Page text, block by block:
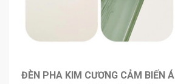
ĐÈN PHA KIM CƯƠNG CẢM BIẾN